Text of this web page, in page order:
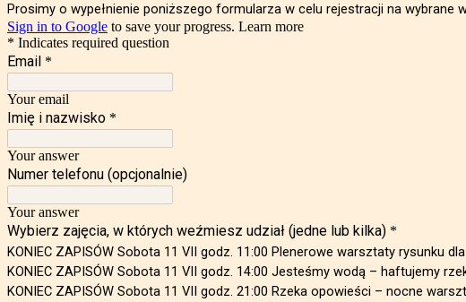
Prosimy o wypełnienie poniższego formularza w celu rejestracji na wybrane
Sign in to Google to save your progress. Learn more
* Indicates required question
Email *
Your email
Imię i nazwisko *
Your answer
Numer telefonu (opcjonalnie)
Your answer
Wybierz zajęcia, w których weźmiesz udział (jedne lub kilka) *
KONIEC ZAPISÓW Sobota 11 VII godz. 11:00 Plenerowe warsztaty rysunku
KONIEC ZAPISÓW Sobota 11 VII godz. 14:00 Jesteśmy wodą – haftujemy
KONIEC ZAPISÓW Sobota 11 VII godz. 21:00 Rzeka opowieści – nocne